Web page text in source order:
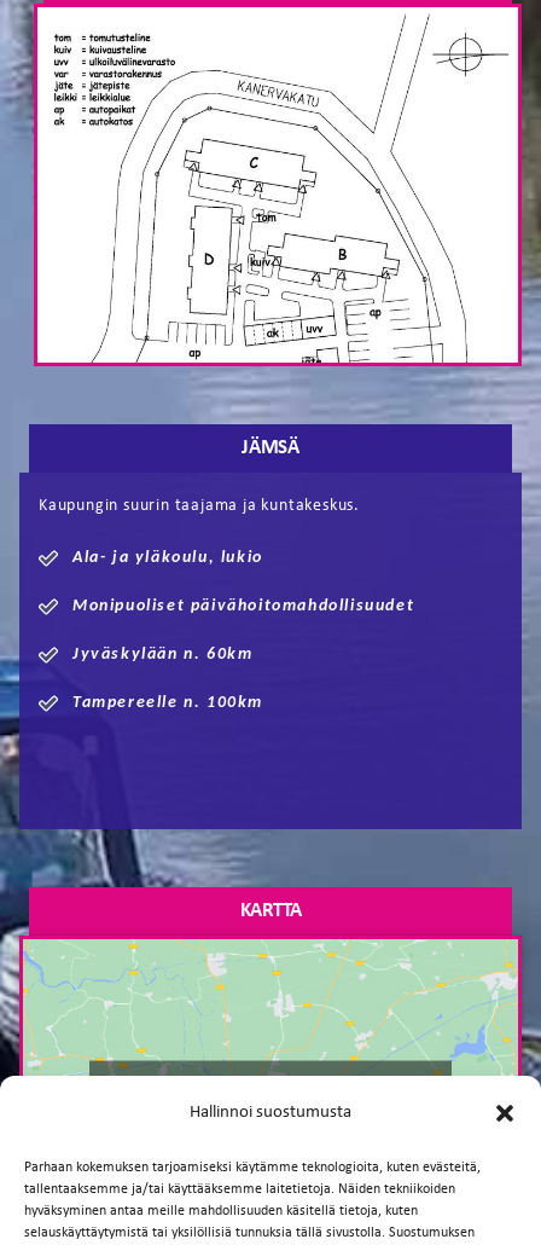
Hallinnoi suostumusta
Parhaan kokemuksen tarjoamiseksi käytämme teknologioita, kuten evästeitä,
tallentaaksemme ja/tai käyttääksemme laitetietoja. Näiden tekniikoiden
hyväksyminen antaa meille mahdollisuuden käsitellä tietoja, kuten
selauskäyttäytymistä tai yksilöllisiä tunnuksia tällä sivustolla. Suostumuksen
JÄMSÄ
Kaupungin suurin taajama ja kuntakeskus.
Ala- ja yläkoulu, lukio
Monipuoliset päivähoitomahdollisuudet
Jyväskylään n. 60km
Tampereelle n. 100km
KARTTA
markkinointievästeet ja ottaaksesi tämän